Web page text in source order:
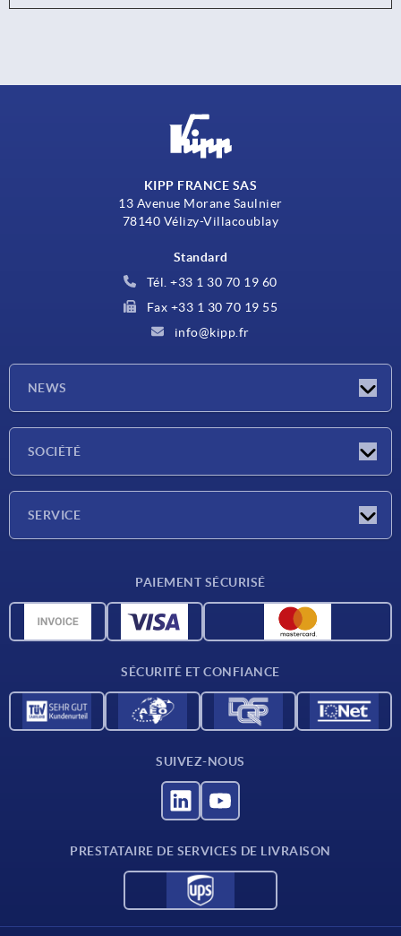
KIPP FRANCE SAS
13 Avenue Morane Saulnier
78140 Vélizy-Villacoublay
Standard
Tél. +33 1 30 70 19 60
Fax +33 1 30 70 19 55
info@kipp.fr
NEWS
SOCIÉTÉ
SERVICE
Données CAO
PAIEMENT SÉCURISÉ
SÉCURITÉ ET CONFIANCE
SUIVEZ-NOUS
PRESTATAIRE DE SERVICES DE LIVRAISON